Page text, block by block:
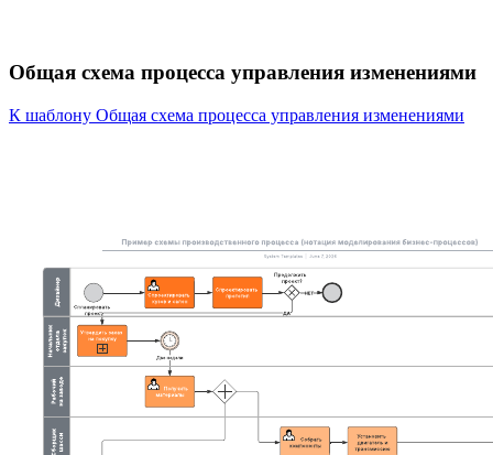
Общая схема процесса управления изменениями
К шаблону Общая схема процесса управления изменениями